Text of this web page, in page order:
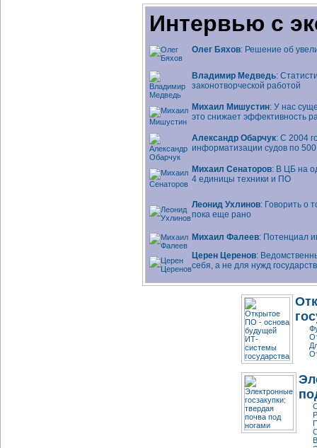
Интервью с
Олег Бяхов: Решение об
Владимир Медведь:
законотворческой работой
Михаил Мишустин: У нас
это снижает эффективность
Александр Обарчук: С 2004
информатизации судов по
Михаил Сенаторов: В ЦБ на
4 единицы техники и ПО
Леонид Ухлинов: Говорить о
пока еще рано
Михаил Фалеев: Потенциал
Церен Церенов:
себя, а не для нужд